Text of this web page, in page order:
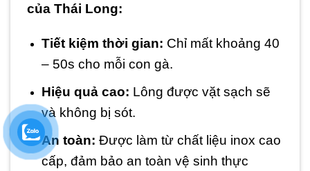
của Thái Long:
Tiết kiệm thời gian: Chỉ mất khoảng 40
– 50s cho mỗi con gà.
Hiệu quả cao: Lông được vặt sạch sẽ
và không bị sót.
An toàn: Được làm từ chất liệu inox cao
cấp, đảm bảo an toàn vệ sinh thực